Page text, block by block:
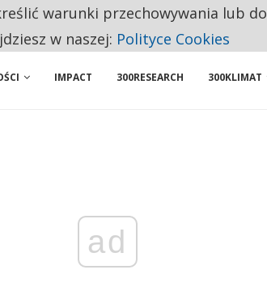
SĄ DWA PODMIOTY Z POLSKI
IMPACT 300RESEARCH 300KLIMAT
ad
warunki przechowywania lub
w naszej: Polityce Cookies